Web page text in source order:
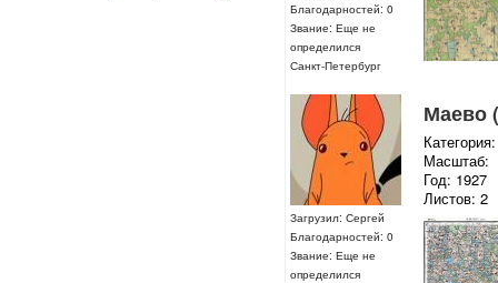
Благодарностей: 0
Звание: Еще не
определился
Санкт-Петербург
Загрузил: Сергей
Благодарностей: 0
Звание: Еще не
определился
Маево
Масштаб:
Год: 1927
Листов: 2